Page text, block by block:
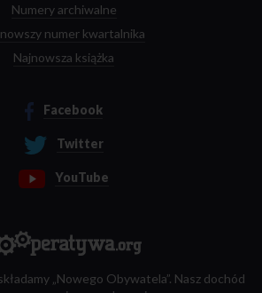
Numery archiwalne
numer kwartalnika
Najnowsza książka
Facebook
Twitter
YouTube
„Nowego Obywatela”. Nasz dochód